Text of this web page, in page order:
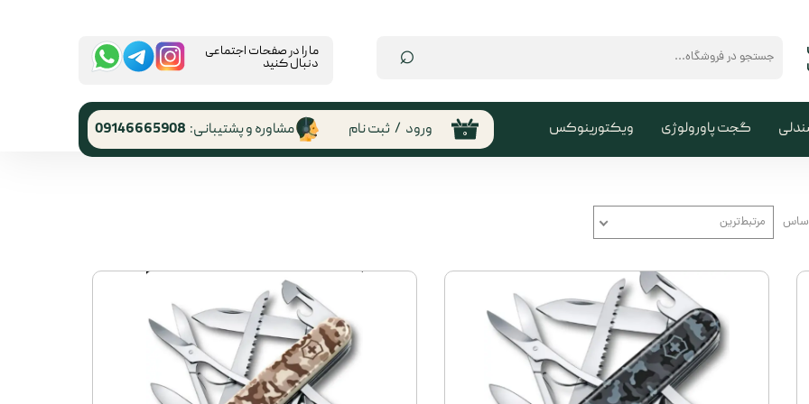
⌕
گجت پاورولوژی ویکتورینوکس ۰ ورود / ثبت نام
حساب کاربری
خروج از حساب
مشاوره و پشتیبانی: 09146665908
​ما را در صفحات اجتماعی
دنبال کنید
مرتبط‌ترین